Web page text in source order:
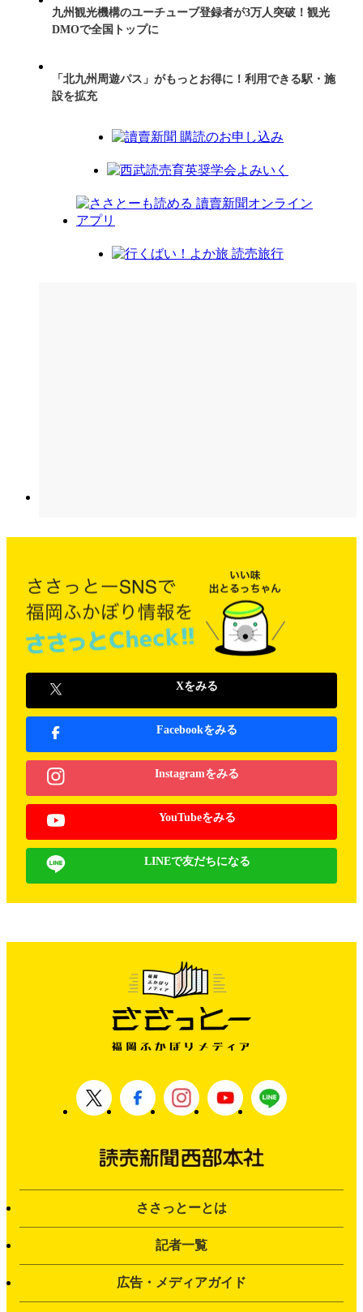
九州観光機構のユーチューブ登録者が3万人突破！観光
DMOで全国トップに
「北九州周遊パス」がもっとお得に！利用できる駅・施
設を拡充
Xをみる
Facebookをみる
Instagramをみる
YouTubeをみる
LINEで友だちになる
ささっとーとは
記者一覧
広告・メディアガイド